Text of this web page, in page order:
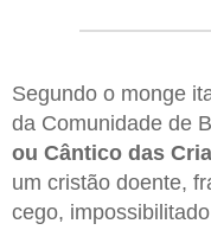
Segundo o monge
da Comunidade de
ou Cântico das
um cristão doente,
cego,